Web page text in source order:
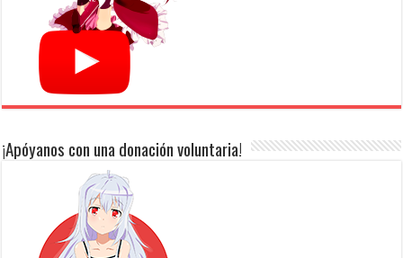
¡Apóyanos con una donación voluntaria!